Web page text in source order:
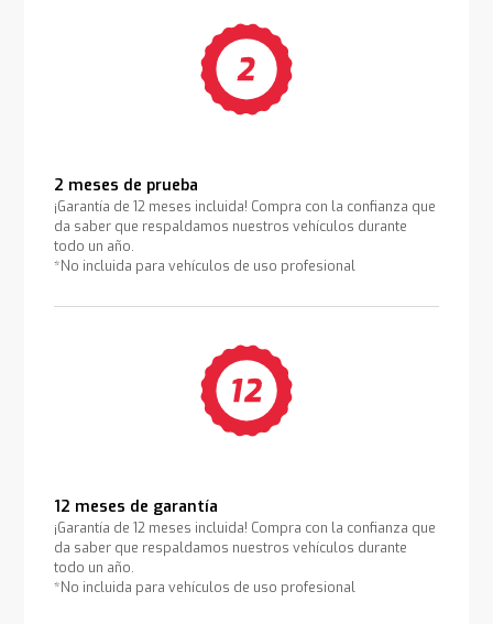
2 meses de prueba
¡Garantía de 12 meses incluida! Compra con la confianza que
da saber que respaldamos nuestros vehículos durante
todo un año.
*No incluida para vehículos de uso profesional
12 meses de garantía
¡Garantía de 12 meses incluida! Compra con la confianza que
da saber que respaldamos nuestros vehículos durante
todo un año.
*No incluida para vehículos de uso profesional